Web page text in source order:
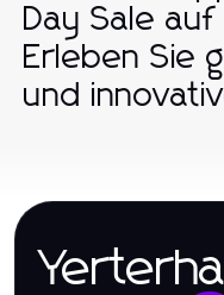
Day Sale
Erleben Sie
und